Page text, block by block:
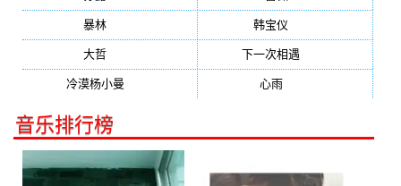
暴林 韩宝仪
大哲 下一次相遇
冷漠杨小曼 心雨(232)
音乐排行榜